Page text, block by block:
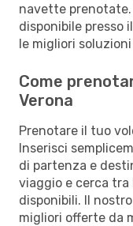
navette prenotate.
disponibile presso
le migliori
Come
Verona
Prenotare il tuo
Inserisci
di partenza e
viaggio e cerca tra
disponibili. Il
migliori offerte da